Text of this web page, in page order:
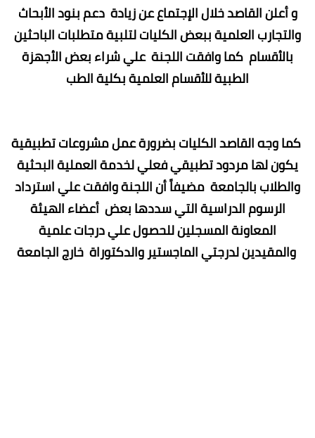
و أعلن القاصد خلال الإجتماع عن زيادة دعم بنود الأبحاث
والتجارب العلمية ببعض الكليات لتلبية متطلبات الباحثين
بالأقسام كما وافقت اللجنة علي شراء بعض الأجهزة
الطبية للأقسام العلمية بكلية الطب
كما وجه القاصد الكليات بضرورة عمل مشروعات تطبيقية
يكون لها مردود تطبيقي فعلي لخدمة العملية البحثية
والطلاب بالجامعة مضيفاً أن اللجنة وافقت علي استرداد
الرسوم الدراسية التي سددها بعض أعضاء الهيئة
المعاونة المسجلين للحصول علي درجات علمية
والمقيدين لدرجتي الماجستير والدكتوراة خارج الجامعة